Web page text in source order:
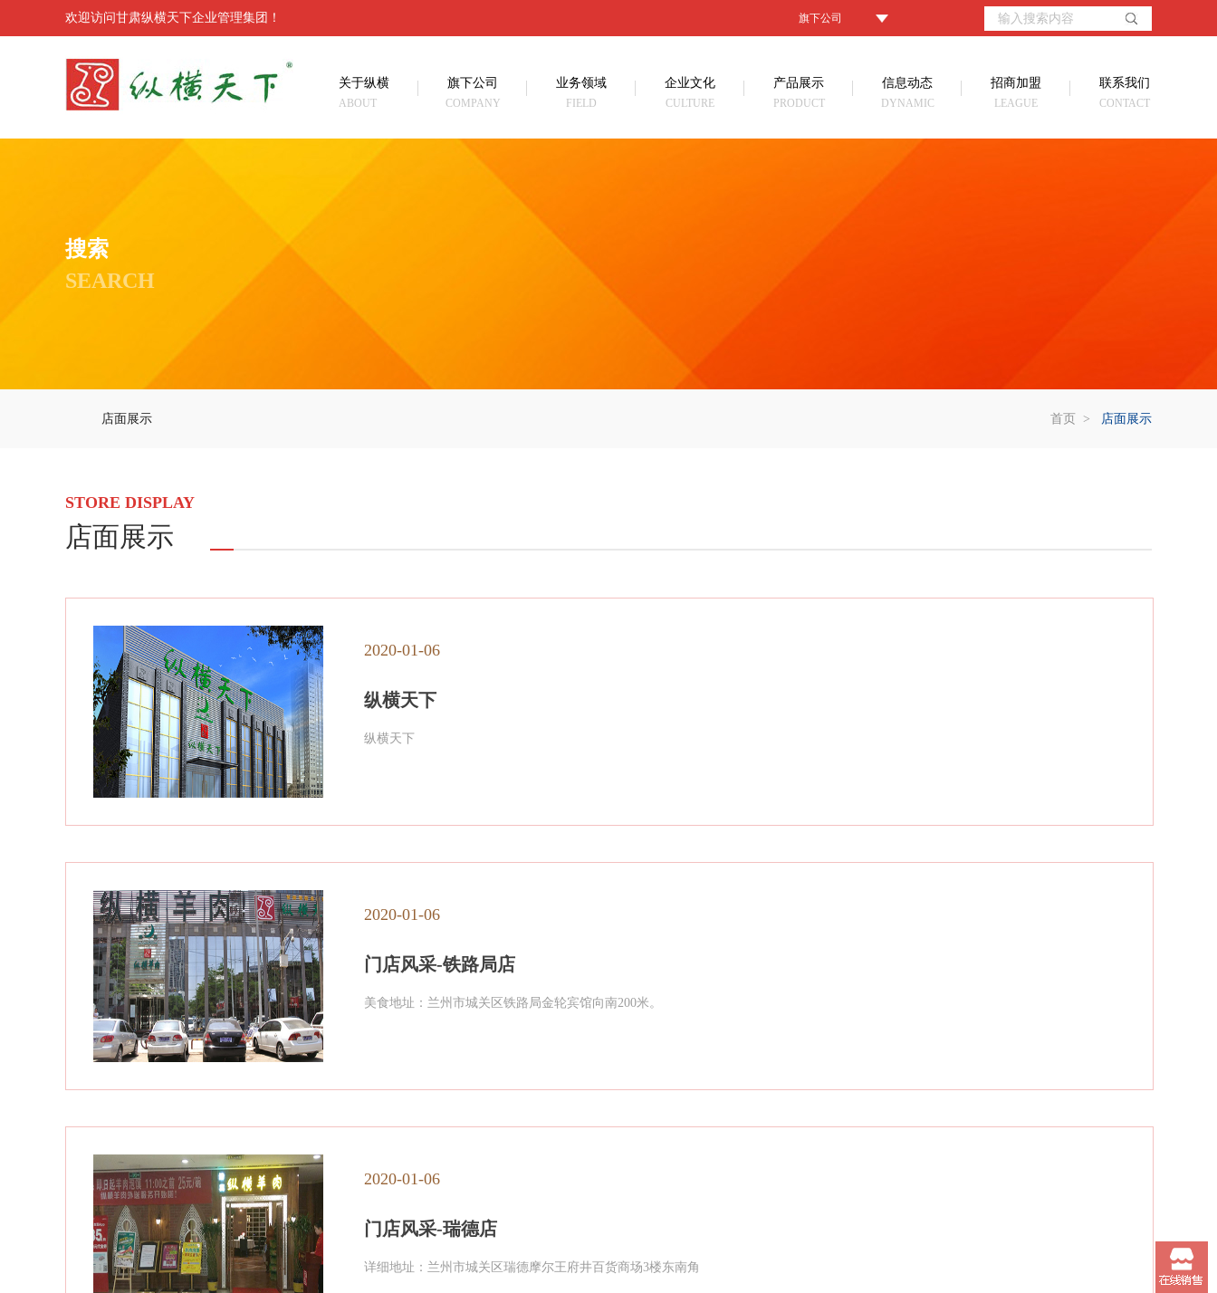
欢迎访问甘肃纵横天下企业管理集团！ 旗下公司
关于纵横
ABOUT
旗下公司
COMPANY
业务领域
FIELD
企业文化
CULTURE
产品展示
PRODUCT
信息动态
DYNAMIC
招商加盟
LEAGUE
联系我们
CONTACT
搜索
SEARCH
店面展示 首页 > 店面展示
STORE DISPLAY
店面展示
2020-01-06
纵横天下
纵横天下
2020-01-06
门店风采-铁路局店
美食地址：兰州市城关区铁路局金轮宾馆向南200米。
2020-01-06
门店风采-瑞德店
详细地址：兰州市城关区瑞德摩尔王府井百货商场3楼东南角